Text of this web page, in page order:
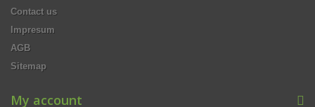
Contact us
Impresum
AGB
Sitemap
My account